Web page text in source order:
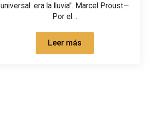
universal: era la lluvia”. Marcel Proust—
Por el…
Leer más